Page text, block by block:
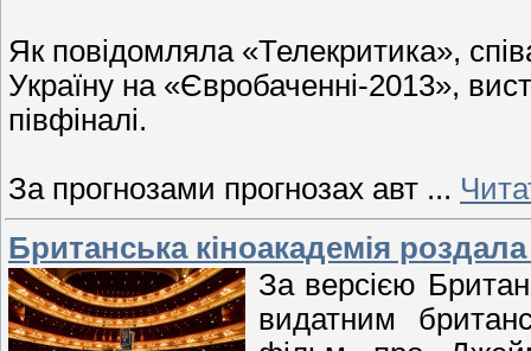
Як повідомляла «Телекритика»,
Україну на «Євробаченні-2013»,
півфіналі.
За прогнозами прогнозах авт ...
Британська кіноакадемія
За версією
видатним